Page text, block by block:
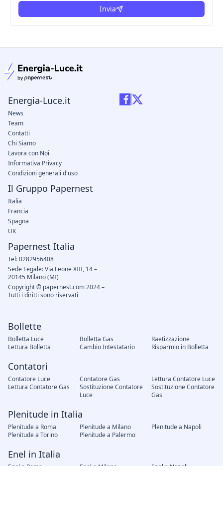
Invia
Bollette
Bolletta Luce Bolletta Gas
Raetizzazione
Lettura Bolletta
Cambio Intestatario Risparmio in Bolletta
Contatori
Contatore Luce Contatore Gas
Lettura Contatore Luce
Lettura Contatore Gas
Sostituzione Contatore
Luce
Sostituzione Contatore
Gas
Plenitude in Italia
Plenitude a Roma Plenitude a Milano
Plenitude a Napoli
Plenitude a Torino
Plenitude a Palermo
Enel in Italia
Enel a Roma Enel a Milano
Enel a Napoli
Energia-Luce.it
News
Team
Contatti
Chi Siamo
Lavora con Noi
Informativa Privacy
Condizioni generali d'uso
Il Gruppo Papernest
Italia
Francia
Spagna
UK
Papernest Italia
Tel: 0282956408
Sede Legale: Via Leone XIII, 14 –
20145 Milano (MI)
Copyright © papernest.com 2024 –
Tutti i diritti sono riservati